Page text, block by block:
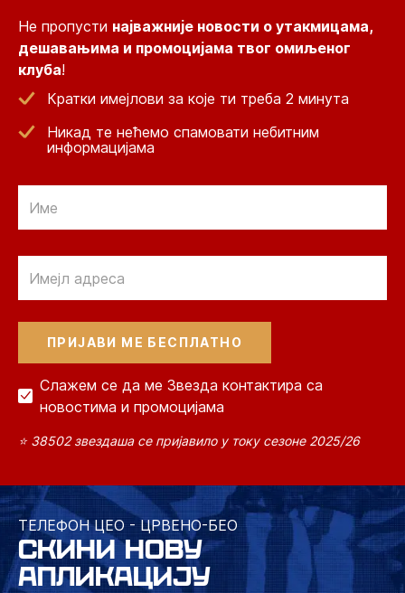
Не пропусти најважније новости о утакмицама,
дешавањима и промоцијама твог омиљеног
клуба!
Кратки имејлови за које ти треба 2 минута
Никад те нећемо спамовати небитним
информацијама
Слажем се да ме Звезда контактира са
новостима и промоцијама
⭐ 38502 звездаша се пријавило у току сезоне 2025/26
ТЕЛЕФОН ЦЕО - ЦРВЕНО-БЕО
СКИНИ НОВУ
АПЛИКАЦИЈУ